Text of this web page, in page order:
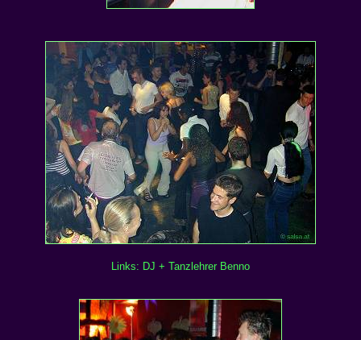
Links: DJ + Tanzlehrer Benno